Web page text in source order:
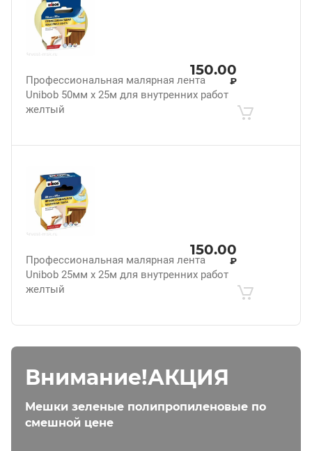
Профессиональная малярная лента
Unibob 50мм х 25м для внутренних работ
желтый
150.00
₽
Профессиональная малярная лента
Unibob 25мм х 25м для внутренних работ
желтый
150.00
₽
Внимание!АКЦИЯ
Мешки зеленые полипропиленовые по
смешной цене